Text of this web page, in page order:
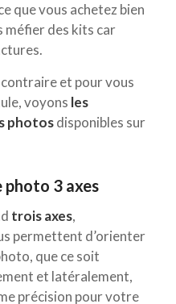
que vous achetez bien
méfier des kits car
contraire et pour vous
voyons les
photosdisponibles sur
3 axes
trois axes,
permettent d’orienter
que ce soit
et latéralement,
précision pour votre